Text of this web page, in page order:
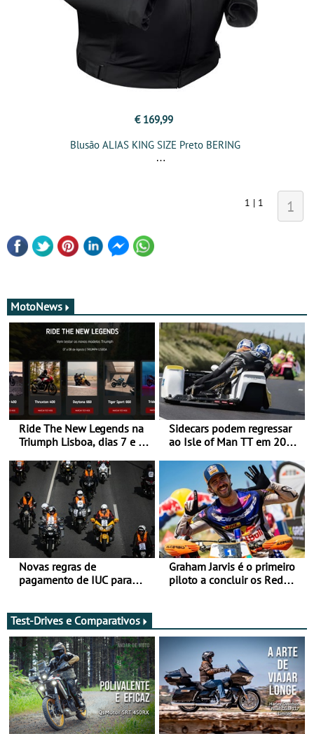
€ 169,99
Blusão ALIAS KING SIZE Preto BERING
1 | 1 1
MotoNews
Ride The New Legends na
Triumph Lisboa, dias 7 e 8
Sidecars podem regressar
ao Isle of Man TT em 2027
Novas regras de
pagamento de IUC para
Graham Jarvis é o primeiro
piloto a concluir os Red
Test-Drives e Comparativos